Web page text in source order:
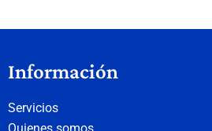
Información
Servicios
Quienes somos